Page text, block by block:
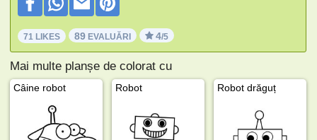
71 LIKES 89 EVALUĂRI 4/5
Mai multe planșe de colorat cu
Câine robot Robot Robot drăguț